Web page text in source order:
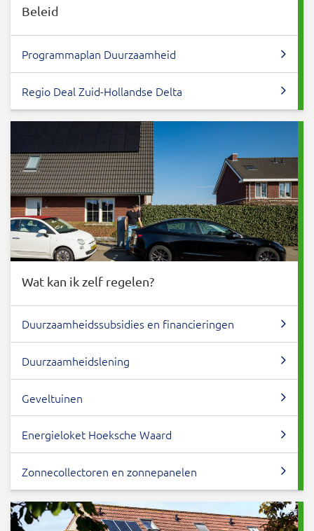
Beleid
Programmaplan Duurzaamheid
Regio Deal Zuid-Hollandse Delta
Wat kan ik zelf regelen?
Duurzaamheidssubsidies en financieringen
Duurzaamheidslening
Geveltuinen
Energieloket Hoeksche Waard
Zonnecollectoren en zonnepanelen